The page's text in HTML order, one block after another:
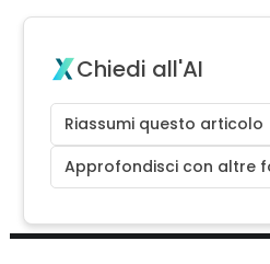
Chiedi all'AI
Riassumi questo articolo
Approfondisci con altre